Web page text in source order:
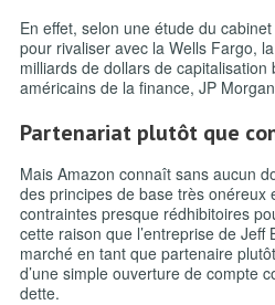
En effet, selon une étude du
pour rivaliser avec la Wells Fargo,
milliards de dollars de
américains de la finance, JP
Partenariat plutôt que
Mais Amazon connaît sans aucun
des principes de base très onéreux
contraintes presque rédhibitoires
cette raison que l’entreprise de Jeff
marché en tant que partenaire
d’une simple ouverture de compte
dette.